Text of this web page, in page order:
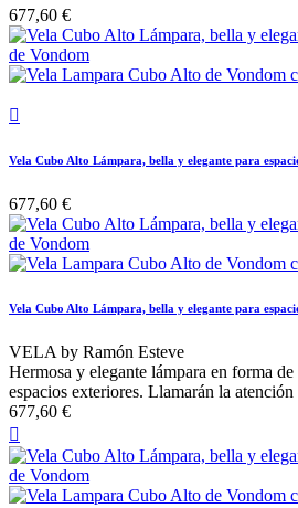
677,60 €

Vela Cubo Alto Lámpara, bella y elegante para
677,60 €
Vela Cubo Alto Lámpara, bella y elegante para
VELA by Ramón Esteve
Hermosa y elegante lámpara en forma
espacios exteriores. Llamarán la
677,60 €
